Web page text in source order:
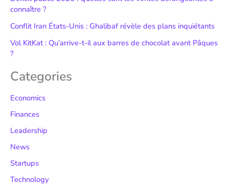
connaître ?
Conflit Iran États-Unis : Ghalibaf révèle des plans inquiétants
Vol KitKat : Qu’arrive-t-il aux barres de chocolat avant Pâques
?
Categories
Economics
Finances
Leadership
News
Startups
Technology